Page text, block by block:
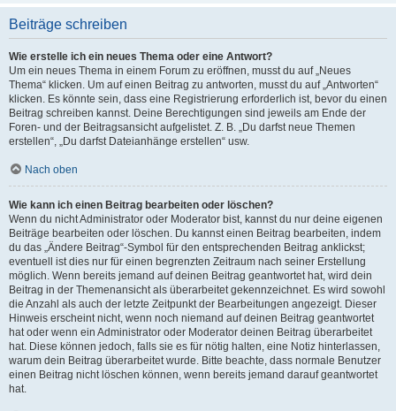
Beiträge schreiben
Wie erstelle ich ein neues Thema oder eine Antwort?
Um ein neues Thema in einem Forum zu eröffnen, musst du auf „Neues
Thema“ klicken. Um auf einen Beitrag zu antworten, musst du auf „Antworten“
klicken. Es könnte sein, dass eine Registrierung erforderlich ist, bevor du einen
Beitrag schreiben kannst. Deine Berechtigungen sind jeweils am Ende der
Foren- und der Beitragsansicht aufgelistet. Z. B. „Du darfst neue Themen
erstellen“, „Du darfst Dateianhänge erstellen“ usw.
Nach oben
Wie kann ich einen Beitrag bearbeiten oder löschen?
Wenn du nicht Administrator oder Moderator bist, kannst du nur deine eigenen
Beiträge bearbeiten oder löschen. Du kannst einen Beitrag bearbeiten, indem
du das „Ändere Beitrag“-Symbol für den entsprechenden Beitrag anklickst;
eventuell ist dies nur für einen begrenzten Zeitraum nach seiner Erstellung
möglich. Wenn bereits jemand auf deinen Beitrag geantwortet hat, wird dein
Beitrag in der Themenansicht als überarbeitet gekennzeichnet. Es wird sowohl
die Anzahl als auch der letzte Zeitpunkt der Bearbeitungen angezeigt. Dieser
Hinweis erscheint nicht, wenn noch niemand auf deinen Beitrag geantwortet
hat oder wenn ein Administrator oder Moderator deinen Beitrag überarbeitet
hat. Diese können jedoch, falls sie es für nötig halten, eine Notiz hinterlassen,
warum dein Beitrag überarbeitet wurde. Bitte beachte, dass normale Benutzer
einen Beitrag nicht löschen können, wenn bereits jemand darauf geantwortet
hat.